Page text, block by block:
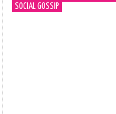
SOCIAL GOSSIP